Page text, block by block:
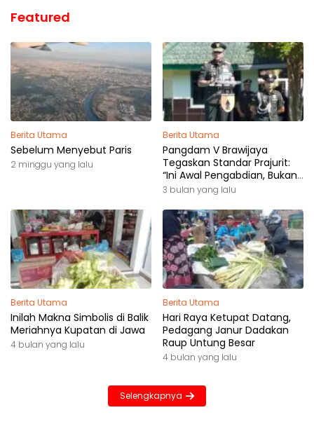
Featured
Berita Utama
Sebelum Menyebut Paris
2 minggu yang lalu
Berita Utama
Pangdam V Brawijaya
Tegaskan Standar Prajurit:
“Ini Awal Pengabdian, Bukan
Akhir Perjalanan”
3 bulan yang lalu
Berita Utama
Inilah Makna Simbolis di Balik
Meriahnya Kupatan di Jawa
4 bulan yang lalu
Berita Utama
Hari Raya Ketupat Datang,
Pedagang Janur Dadakan
Raup Untung Besar
4 bulan yang lalu
Selengkapnya